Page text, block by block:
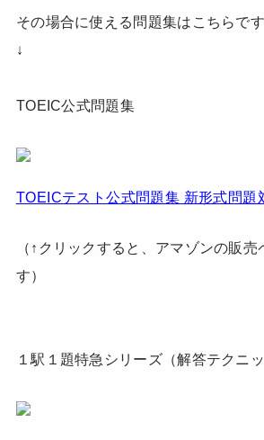
その場合に使える問題集はこちらです
↓
TOEIC公式問題集
TOEICテスト公式問題集 新形式問題
（↑クリックすると、アマゾンの販売
す）
１駅１題特急シリーズ（解答テクニッ